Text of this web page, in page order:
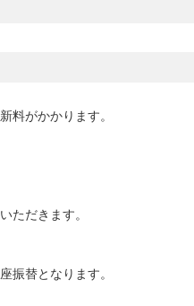
料がかかります。
ただきます。
振替となります。